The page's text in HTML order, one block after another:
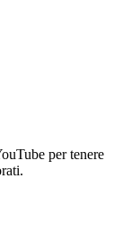
per tenere